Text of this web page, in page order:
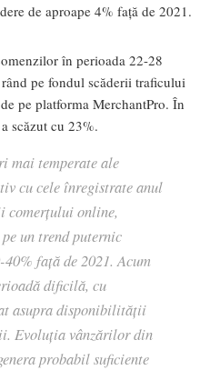
de aproape 4% față de 2021.
în perioada 22-28
pe fondul scăderii traficului
pe platforma MerchantPro. În
scăzut cu 23%.
mai temperate ale
cu cele înregistrate anul
comerțului online,
un trend puternic
40% față de 2021. Acum
dificilă, cu
asupra disponibilității
Evoluția vânzărilor din
probabil suficiente